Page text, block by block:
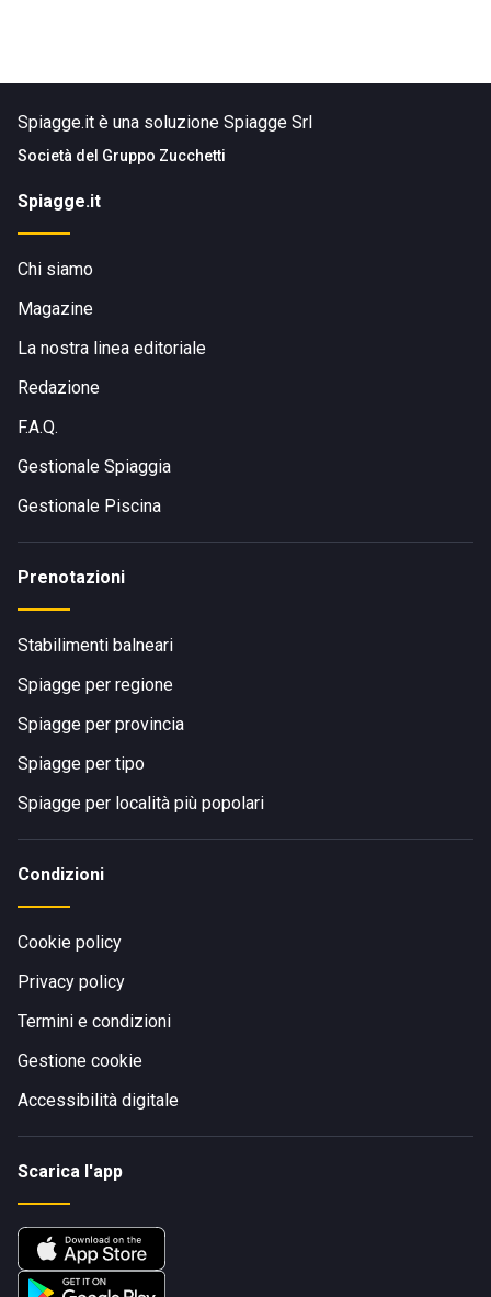
Spiagge.it è una soluzione Spiagge Srl
Società del Gruppo Zucchetti
Spiagge.it
Chi siamo
Magazine
La nostra linea editoriale
Redazione
F.A.Q.
Gestionale Spiaggia
Gestionale Piscina
Prenotazioni
Stabilimenti balneari
Spiagge per regione
Spiagge per provincia
Spiagge per tipo
Spiagge per località più popolari
Condizioni
Cookie policy
Privacy policy
Termini e condizioni
Gestione cookie
Accessibilità digitale
Scarica l'app